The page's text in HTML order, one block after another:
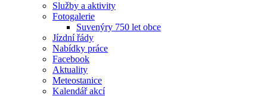
Služby a aktivity
Fotogalerie
Suvenýry 750 let obce
Jízdní řády
Nabídky práce
Facebook
Aktuality
Meteostanice
Kalendář akcí